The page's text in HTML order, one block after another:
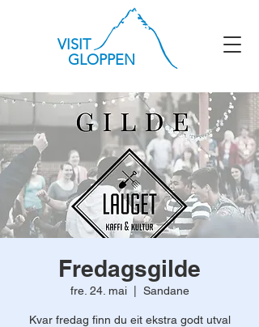
VISIT
GLOPPEN
Fredagsgilde
fre. 24. mai
  |
Sandane
Kvar fredag finn du eit ekstra godt utval